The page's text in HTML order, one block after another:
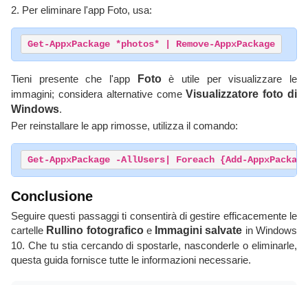
2. Per eliminare l'app Foto, usa:
Get-AppxPackage *photos* | Remove-AppxPackage
Tieni presente che l'app Fotoè utile per visualizzare le
immagini; considera alternative comeVisualizzatore foto di
Windows.
Per reinstallare le app rimosse, utilizza il comando:
Get-AppxPackage -AllUsers| Foreach {Add-
Conclusione
Seguire questi passaggi ti consentirà di gestire efficacemente le
cartelle Rullino fotograficoe Immagini salvate in Windows
10. Che tu stia cercando di spostarle, nasconderle o eliminarle,
questa guida fornisce tutte le informazioni necessarie.